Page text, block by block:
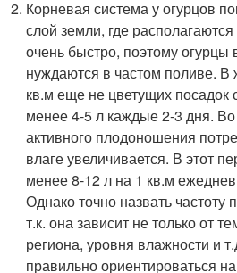
Корневая система у огурцов
слой земли, где
очень быстро, поэтому огурцы
нуждаются в частом поливе. В
кв.м еще не цветущих посадок
менее 4-5 л каждые 2-3 дня.
активного плодоношения
влаге увеличивается. В этот
менее 8-12 л на 1 кв.м
Однако точно назвать
т.к. она зависит не только от
региона, уровня влажности и
правильно ориентироваться